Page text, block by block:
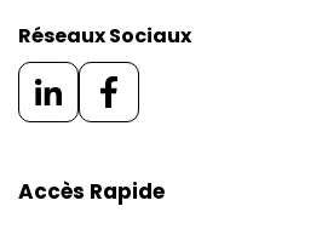
Réseaux Sociaux
Accès Rapide